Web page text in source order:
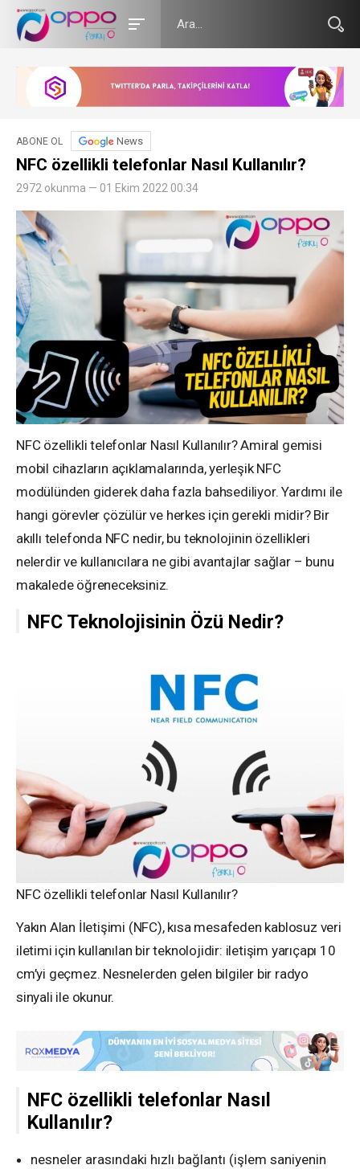
ABONE OL News
NFC özellikli telefonlar Nasıl Kullanılır?
2972 okunma — 01 Ekim 2022 00:34
NFC özellikli telefonlar Nasıl Kullanılır? Amiral gemisi
mobil cihazların açıklamalarında, yerleşik NFC
modülünden giderek daha fazla bahsediliyor. Yardımı ile
hangi görevler çözülür ve herkes için gerekli midir? Bir
akıllı telefonda NFC nedir, bu teknolojinin özellikleri
nelerdir ve kullanıcılara ne gibi avantajlar sağlar – bunu
makalede öğreneceksiniz.
NFC Teknolojisinin Özü Nedir?
NFC özellikli telefonlar Nasıl Kullanılır?
Yakın Alan İletişimi (NFC), kısa mesafeden kablosuz veri
iletimi için kullanılan bir teknolojidir: iletişim yarıçapı 10
cm’yi geçmez. Nesnelerden gelen bilgiler bir radyo
sinyali ile okunur.
NFC özellikli telefonlar Nasıl
Kullanılır?
nesneler arasındaki hızlı bağlantı (işlem saniyenin